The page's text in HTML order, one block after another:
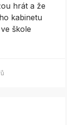
hrát a že
kabinetu
škole